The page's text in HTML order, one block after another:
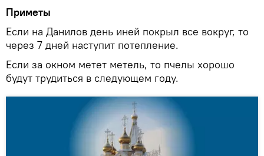
Приметы
Если на Данилов день иней покрыл все вокруг, то
через 7 дней наступит потепление.
Если за окном метет метель, то пчелы хорошо
будут трудиться в следующем году.